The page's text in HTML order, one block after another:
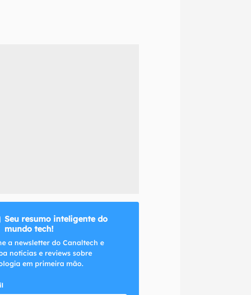
em primeira
do Canaltech.
Seu resumo inteligente do
mundo tech!
a newsletter do Canaltech e
notícias e reviews sobre
em primeira mão.